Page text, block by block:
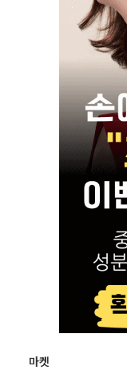
마켓